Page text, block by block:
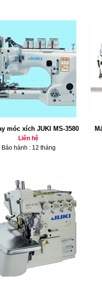
móc xích JUKI MS-3580
Liên hệ
Bảo hành : 12 tháng